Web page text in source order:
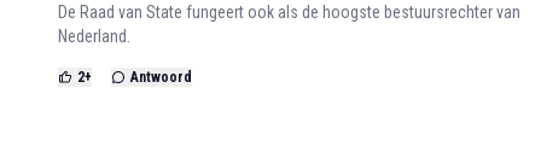
De Raad van State fungeert ook als de hoogste bestuursrechter van
Nederland.
2+ Antwoord